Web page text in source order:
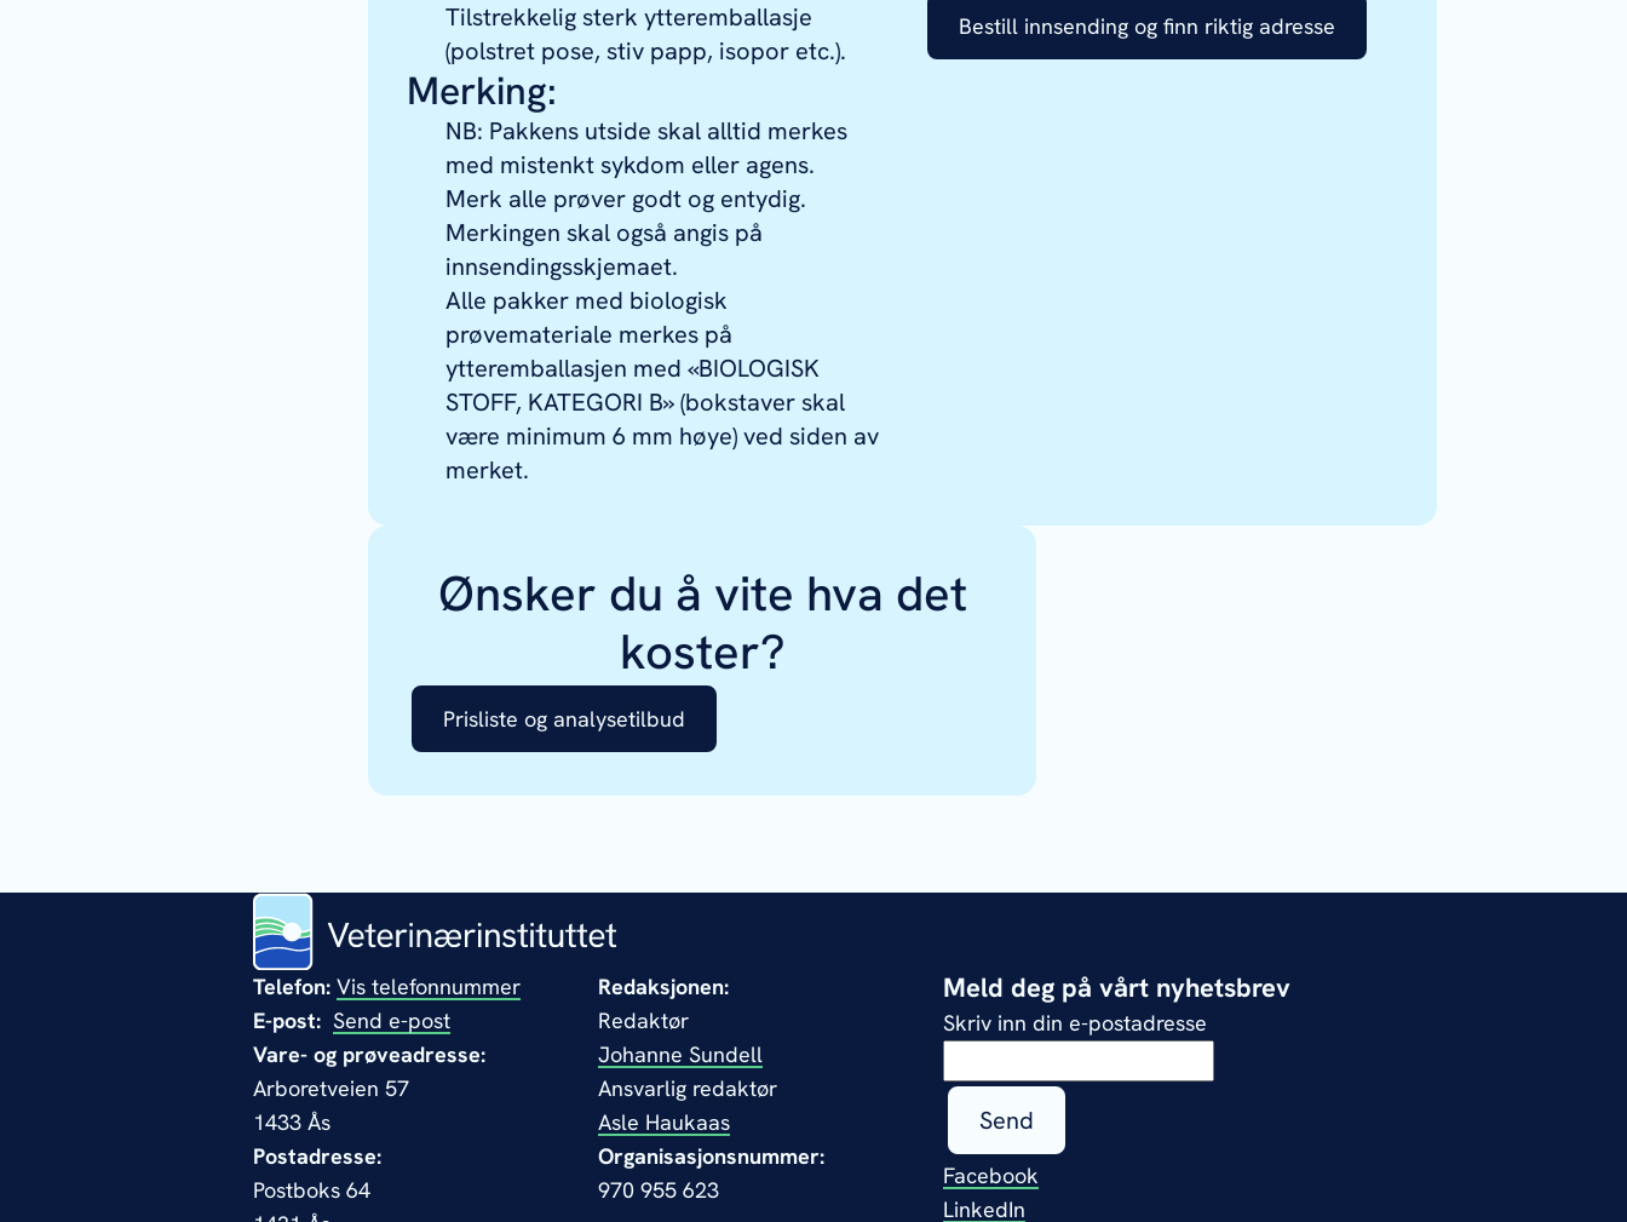
Tilstrekkelig sterk ytteremballasje
(polstret pose, stiv papp, isopor etc.).
Merking:
NB: Pakkens utside skal alltid merkes
med mistenkt sykdom eller agens.
Merk alle prøver godt og entydig.
Merkingen skal også angis på
innsendingsskjemaet.
Alle pakker med biologisk
prøvemateriale merkes på
ytteremballasjen med «BIOLOGISK
STOFF, KATEGORI B» (bokstaver skal
være minimum 6 mm høye) ved siden av
merket.
Bestill innsending og finn riktig adresse
Ønsker du å vite hva det
koster?
Prisliste og analysetilbud
Telefon: Vis telefonnummer
E-post: Send e-post
Vare- og prøveadresse:
Arboretveien 57
1433 Ås
Postadresse:
Postboks 64
Redaksjonen:
Redaktør
Johanne Sundell
Ansvarlig redaktør
Asle Haukaas
Organisasjonsnummer:
970 955 623
Meld deg på vårt nyhetsbrev
Skriv inn din e-postadresse
Send
Facebook
LinkedIn